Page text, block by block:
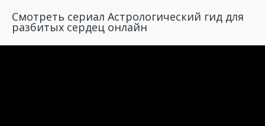
Смотреть сериал Астрологический гид для
разбитых сердец онлайн